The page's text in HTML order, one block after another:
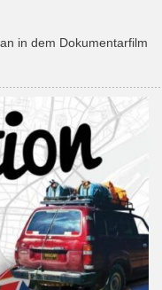
in dem Dokumentarfilm